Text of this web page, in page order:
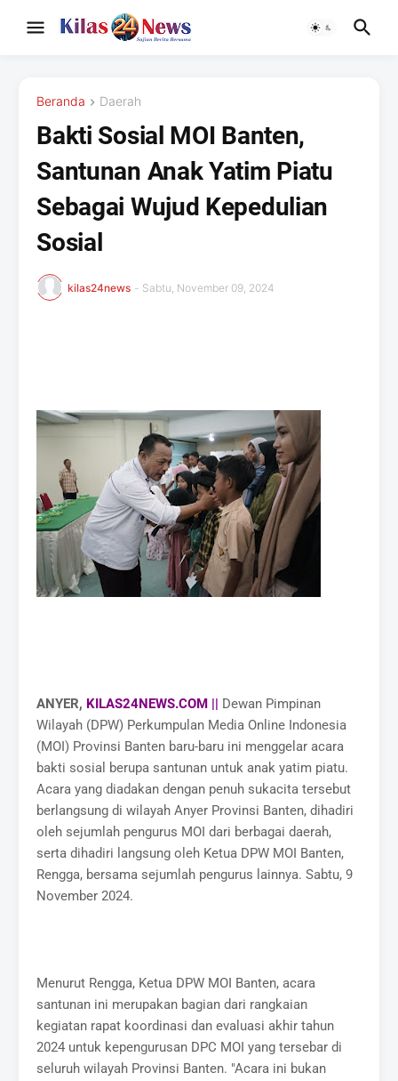
Beranda Daerah
Bakti Sosial MOI Banten,
Santunan Anak Yatim Piatu
Sebagai Wujud Kepedulian
Sosial
kilas24news - Sabtu, November 09, 2024
ANYER, KILAS24NEWS.COM || Dewan Pimpinan
Wilayah (DPW) Perkumpulan Media Online Indonesia
(MOI) Provinsi Banten baru-baru ini menggelar acara
bakti sosial berupa santunan untuk anak yatim piatu.
Acara yang diadakan dengan penuh sukacita tersebut
berlangsung di wilayah Anyer Provinsi Banten, dihadiri
oleh sejumlah pengurus MOI dari berbagai daerah,
serta dihadiri langsung oleh Ketua DPW MOI Banten,
Rengga, bersama sejumlah pengurus lainnya. Sabtu, 9
November 2024.
Menurut Rengga, Ketua DPW MOI Banten, acara
santunan ini merupakan bagian dari rangkaian
kegiatan rapat koordinasi dan evaluasi akhir tahun
2024 untuk kepengurusan DPC MOI yang tersebar di
seluruh wilayah Provinsi Banten. "Acara ini bukan